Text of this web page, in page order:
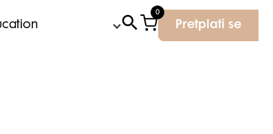
0
Pretplati se